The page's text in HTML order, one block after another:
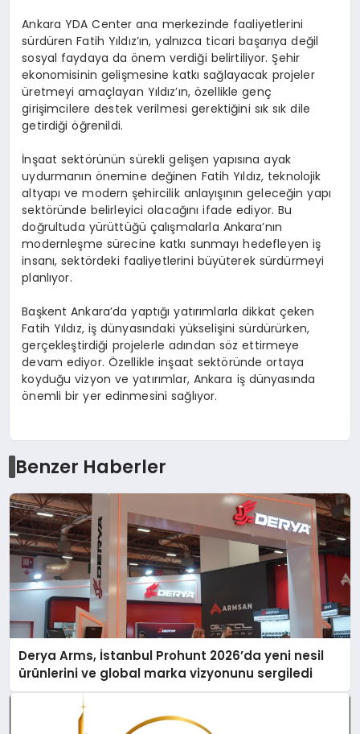
Ankara YDA Center ana merkezinde faaliyetlerini
sürdüren Fatih Yıldız’ın, yalnızca ticari başarıya değil
sosyal faydaya da önem verdiği belirtiliyor. Şehir
ekonomisinin gelişmesine katkı sağlayacak projeler
üretmeyi amaçlayan Yıldız’ın, özellikle genç
girişimcilere destek verilmesi gerektiğini sık sık dile
getirdiği öğrenildi.
İnşaat sektörünün sürekli gelişen yapısına ayak
uydurmanın önemine değinen Fatih Yıldız, teknolojik
altyapı ve modern şehircilik anlayışının geleceğin yapı
sektöründe belirleyici olacağını ifade ediyor. Bu
doğrultuda yürüttüğü çalışmalarla Ankara’nın
modernleşme sürecine katkı sunmayı hedefleyen iş
insanı, sektördeki faaliyetlerini büyüterek sürdürmeyi
planlıyor.
Başkent Ankara’da yaptığı yatırımlarla dikkat çeken
Fatih Yıldız, iş dünyasındaki yükselişini sürdürürken,
gerçekleştirdiği projelerle adından söz ettirmeye
devam ediyor. Özellikle inşaat sektöründe ortaya
koyduğu vizyon ve yatırımlar, Ankara iş dünyasında
önemli bir yer edinmesini sağlıyor.
Benzer Haberler
Derya Arms, İstanbul Prohunt 2026’da yeni nesil
ürünlerini ve global marka vizyonunu sergiledi